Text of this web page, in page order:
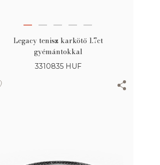
Legacy tenisz karkötő 1.7ct
gyémántokkal
3310835 HUF